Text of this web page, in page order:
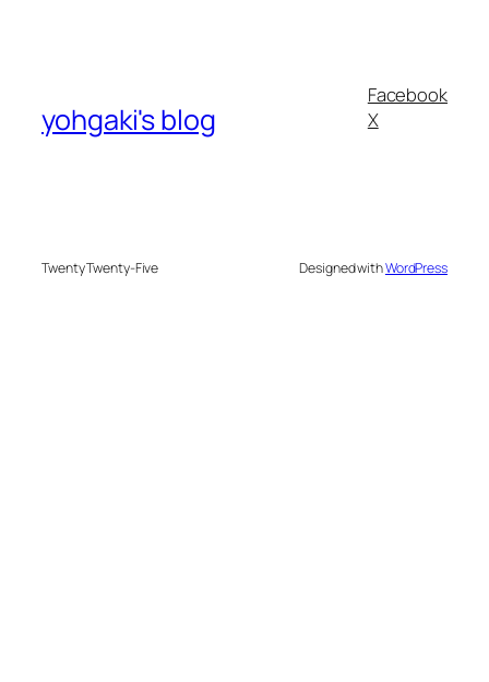
yohgaki's blog
Facebook
X
Twenty Twenty-Five Designed withWordPress